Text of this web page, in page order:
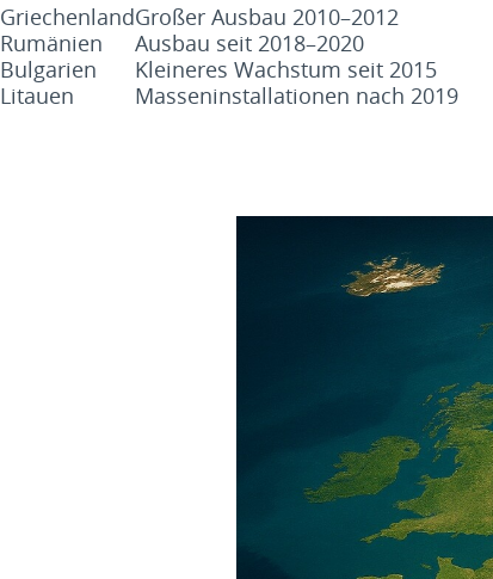
GriechenlandGroßer Ausbau 2010–2012
Rumänien
Ausbau seit 2018–2020
Bulgarien
Kleineres Wachstum seit 2015
Litauen
Masseninstallationen nach 2019